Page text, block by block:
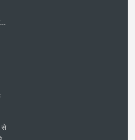
से